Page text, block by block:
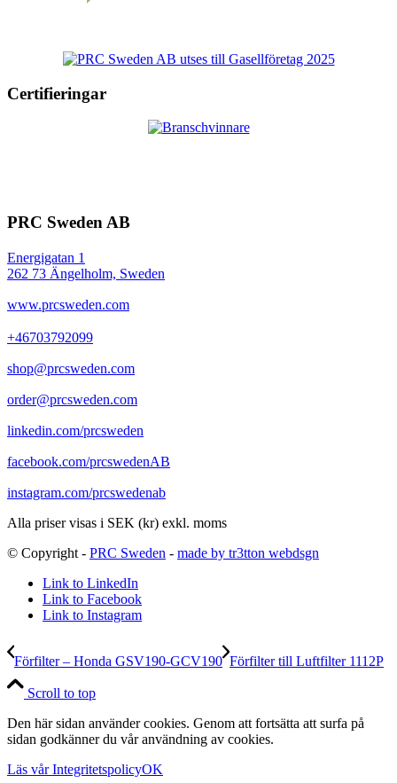
Certifieringar
PRC Sweden AB
Energigatan 1
262 73 Ängelholm, Sweden
www.prcsweden.com
+46703792099
shop@prcsweden.com
order@prcsweden.com
linkedin.com/prcsweden
facebook.com/prcswedenAB
instagram.com/prcswedenab
Alla priser visas i SEK (kr) exkl. moms
© Copyright - PRC Sweden - made by tr3tton webdsgn
Link to LinkedIn
Link to Facebook
Link to Instagram
Förfilter – Honda GSV190-GCV190 Förfilter till Luftfilter 1112P
Scroll to top
Den här sidan använder cookies. Genom att fortsätta att surfa på
sidan godkänner du vår användning av cookies.
Läs vår IntegritetspolicyOK